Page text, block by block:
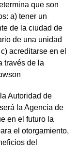
que son
a) tener un
de la ciudad de
de una unidad
acreditarse en el
través de la
Autoridad de
la Agencia de
en el futuro la
el otorgamiento,
del